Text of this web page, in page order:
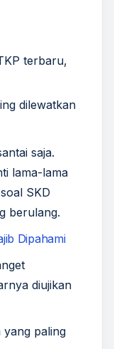
terbaru,
dilewatkan
saja.
lama-lama
SKD
berulang.
Dipahami
diujikan
yang paling